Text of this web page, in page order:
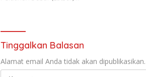
Tinggalkan Balasan
Alamat email Anda tidak akan dipublikasikan.